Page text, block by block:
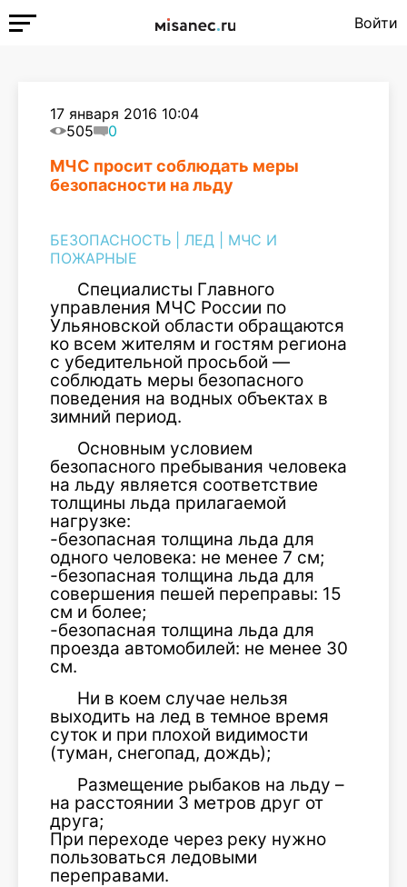
Войти
17 января 2016 10:04
505
0
МЧС просит соблюдать меры
безопасности на льду
БЕЗОПАСНОСТЬ ЛЕД
МЧС И
ПОЖАРНЫЕ
Специалисты Главного
управления МЧС России по
Ульяновской области обращаются
ко всем жителям и гостям региона
с убедительной просьбой —
соблюдать меры безопасного
поведения на водных объектах в
зимний период.
Основным условием
безопасного пребывания человека
на льду является соответствие
толщины льда прилагаемой
нагрузке:
-безопасная толщина льда для
одного человека: не менее 7 см;
-безопасная толщина льда для
совершения пешей переправы: 15
см и более;
-безопасная толщина льда для
проезда автомобилей: не менее 30
см.
Ни в коем случае нельзя
выходить на лед в темное время
суток и при плохой видимости
(туман, снегопад, дождь);
Размещение рыбаков на льду –
на расстоянии 3 метров друг от
друга;
При переходе через реку нужно
пользоваться ледовыми
переправами.